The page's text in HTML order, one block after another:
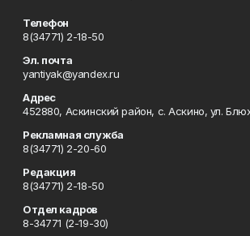
Телефон
8(34771) 2-18-50
Эл. почта
yantiyak@yandex.ru
Адрес
452880, Аскинский район, с. Аскино, ул.
Рекламная служба
8(34771) 2-20-60
Редакция
8(34771) 2-18-50
Отдел кадров
8-34771 (2-19-30)